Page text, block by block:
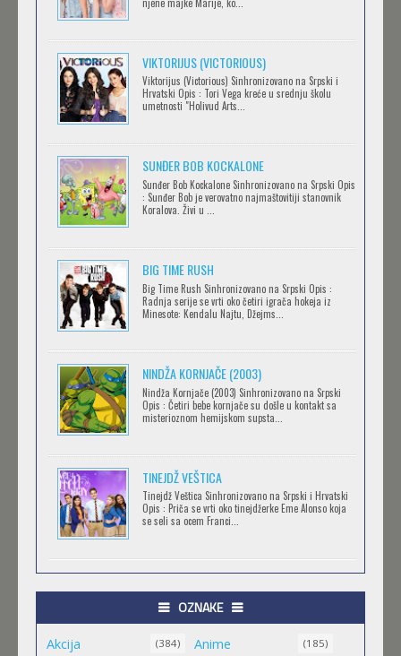
OBLUTAK
SERVAMP
Feb 12 2023 |
2.43: SEIIN HIGH SCHOOL BOYS VOLLEYBALL
TEAM
CLEAN FREAK! AOYAMA-KUN
Feb 12 2023 |Gledaj »
RECORD OF RAGNAROK
Feb 11 2023 |Gledaj »
TORADORA
Feb 11 2023 |Gledaj »
TRIGUN STAMPEDE
Feb 11 2023 |Gledaj »
ORIENT
VIKTORIJUS (VICTORIOUS)
Viktorijus (Victorious) Sinhronizovano na Srpski i
Hrvatski Opis : Tori Vega kreće u srednju školu
umetnosti "Holivud Arts...
SUNĐER BOB KOCKALONE
Sunđer Bob Kockalone Sinhronizovano na Srpski Opis
: Sunđer Bob je verovatno najmaštovitiji stanovnik
Koralova. Živi u ...
BIG TIME RUSH
Big Time Rush Sinhronizovano na Srpski Opis :
Radnja serije se vrti oko četiri igrača hokeja iz
Minesote: Kendalu Najtu, Džejms...
NINDŽA KORNJAČE (2003)
Nindža Kornjače (2003) Sinhronizovano na Srpski
Opis : Četiri bebe kornjače su došle u kontakt sa
misterioznom hemijskom supsta...
TINEJDŽ VEŠTICA
Tinejdž Veštica Sinhronizovano na Srpski i Hrvatski
Opis : Priča se vrti oko tinejdžerke Eme Alonso koja
se seli sa ocem Franci...
OZNAKE
Akcija (384) Anime (185)